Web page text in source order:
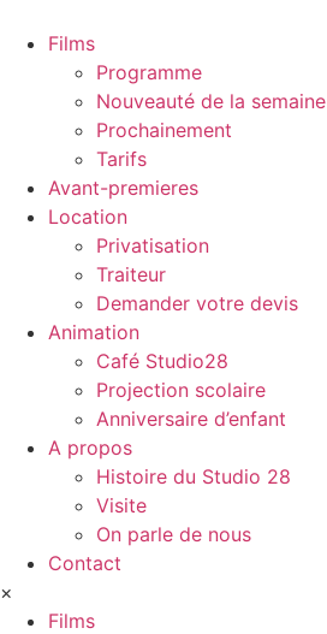
Films
Programme
Nouveauté de la semaine
Prochainement
Tarifs
Avant-premieres
Location
Privatisation
Traiteur
Demander votre devis
Animation
Café Studio28
Projection scolaire
Anniversaire d’enfant
A propos
Histoire du Studio 28
Visite
On parle de nous
Contact
×
Films